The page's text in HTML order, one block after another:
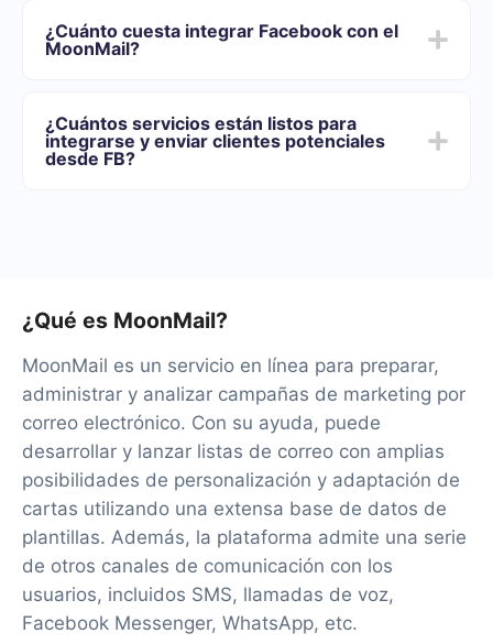
5 y 30 minutos. En promedio, la configuración demora
entre 10 y 15 minutos.
¿Cuánto cuesta integrar Facebook con el
MoonMail?
de funcionalidades que mejor se adapte a sus
necesidades. Además, tienes la oportunidad de probar
el servicio de forma gratuita durante 14 días.
¿Cuántos servicios están listos para
integrarse y enviar clientes potenciales
desde FB?
¿Qué es MoonMail?
MoonMail es un servicio en línea para preparar,
administrar y analizar campañas de marketing por
correo electrónico. Con su ayuda, puede
desarrollar y lanzar listas de correo con amplias
posibilidades de personalización y adaptación de
cartas utilizando una extensa base de datos de
plantillas. Además, la plataforma admite una serie
de otros canales de comunicación con los
usuarios, incluidos SMS, llamadas de voz,
Facebook Messenger, WhatsApp, etc.